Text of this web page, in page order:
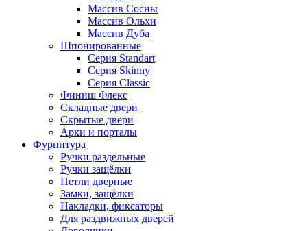
Массив Сосны
Массив Ольхи
Массив Дуба
Шпонированные
Серия Standart
Серия Skinny
Серия Classic
Финиш Флекс
Складные двери
Скрытые двери
Арки и порталы
Фурнитура
Ручки раздельные
Ручки защёлки
Петли дверные
Замки, защёлки
Накладки, фиксаторы
Для раздвижных дверей